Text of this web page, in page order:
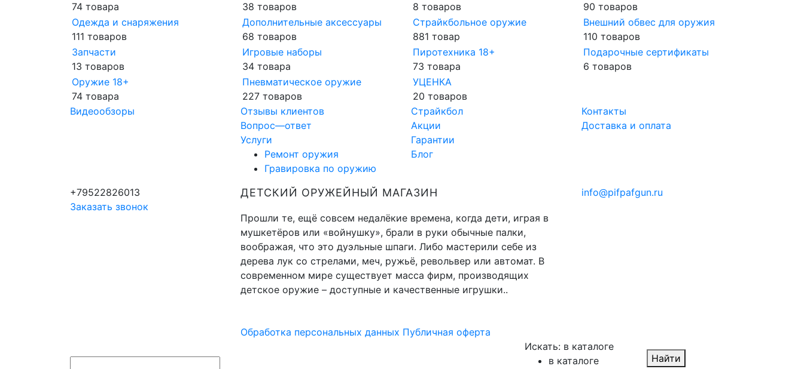
74 товара
38 товаров
8 товаров
90 товаров
Одежда и снаряжения
111 товаров
Дополнительные аксессуары
68 товаров
Страйкбольное оружие
881 товар
Внешний обвес для оружия
110 товаров
Запчасти
13 товаров
Игровые наборы
34 товара
Пиротехника 18+
73 товара
Подарочные сертификаты
6 товаров
Оружие 18+
74 товара
Пневматическое оружие
227 товаров
УЦЕНКА
20 товаров
Видеообзоры
Отзывы клиентов
Вопрос—ответ
Услуги
Ремонт оружия
Гравировка по оружию
Страйкбол
Акции
Гарантии
Блог
Контакты
Доставка и оплата
+79522826013
Заказать звонок
ДЕТСКИЙ ОРУЖЕЙНЫЙ МАГАЗИН
Прошли те, ещё совсем недалёкие времена, когда дети, играя в
мушкетёров или «войнушку», брали в руки обычные палки,
воображая, что это дуэльные шпаги. Либо мастерили себе из
дерева лук со стрелами, меч, ружьё, револьвер или автомат. В
современном мире существует масса фирм, производящих
детское оружие – доступные и качественные игрушки..
Обработка персональных данных Публичная оферта
info@pifpafgun.ru
Искать: в каталоге
в каталоге
Найти